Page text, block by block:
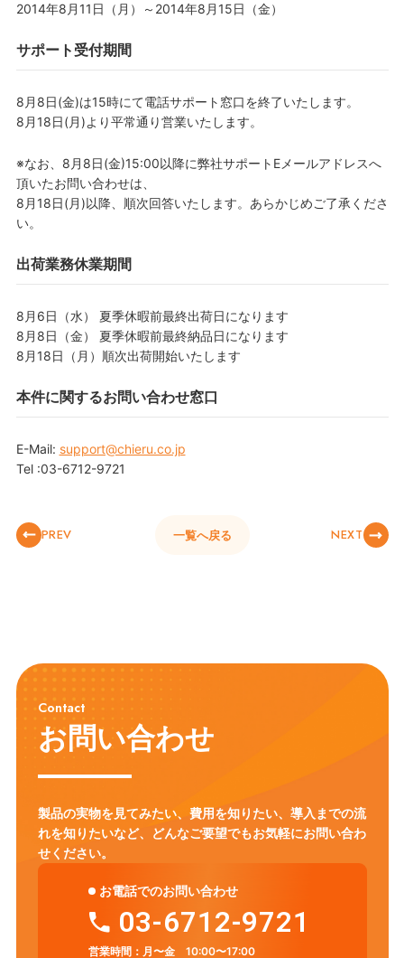
2014年8月11日（月）～2014年8月15日（金）
サポート受付期間
8月8日(金)は15時にて電話サポート窓口を終了いたします。
8月18日(月)より平常通り営業いたします。
※なお、8月8日(金)15:00以降に弊社サポートEメールアドレスへ
頂いたお問い合わせは、
8月18日(月)以降、順次回答いたします。あらかじめご了承くださ
い。
出荷業務休業期間
8月6日（水） 夏季休暇前最終出荷日になります
8月8日（金） 夏季休暇前最終納品日になります
8月18日（月）順次出荷開始いたします
本件に関するお問い合わせ窓口
E-Mail: support@chieru.co.jp
Tel :03-6712-9721
PREV 一覧へ戻る NEXT
Contact
お問い合わせ
製品の実物を見てみたい、費用を知りたい、導入までの流
れを知りたいなど、
どんなご要望でもお気軽にお問い合わ
せください。
お電話でのお問い合わせ
03-6712-9721
営業時間： 月〜金 10:00〜17:00